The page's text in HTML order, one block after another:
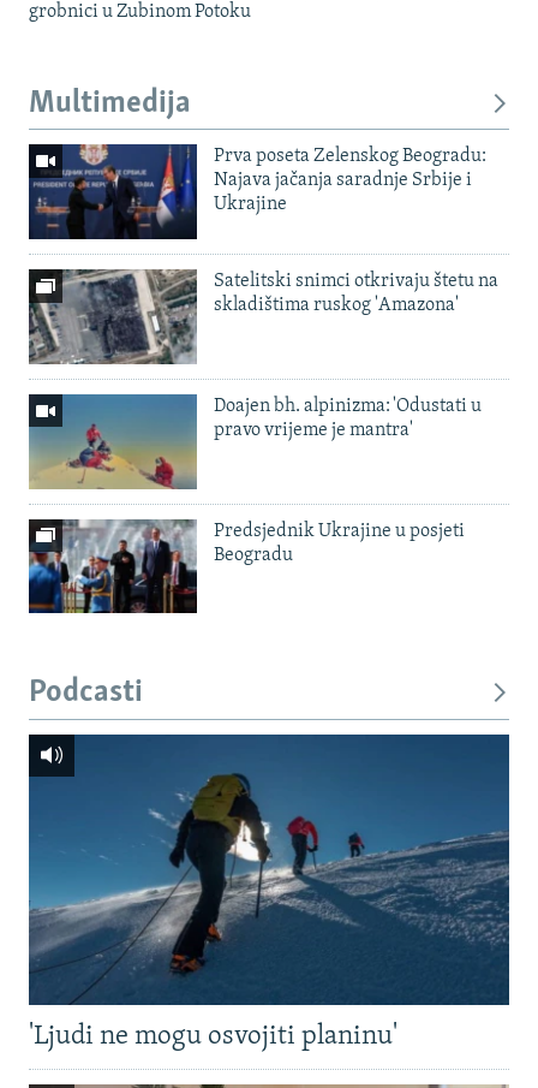
grobnici u Zubinom Potoku
Multimedija
Prva poseta Zelenskog Beogradu:
Najava jačanja saradnje Srbije i
Ukrajine
Satelitski snimci otkrivaju štetu na
skladištima ruskog 'Amazona'
Doajen bh. alpinizma: 'Odustati u
pravo vrijeme je mantra'
Predsjednik Ukrajine u posjeti
Beogradu
Podcasti
'Ljudi ne mogu osvojiti planinu'